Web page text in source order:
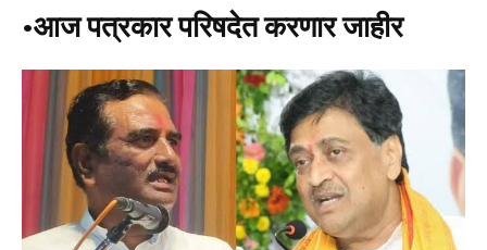
•आज पत्रकार परिषदेत करणार जाहीर